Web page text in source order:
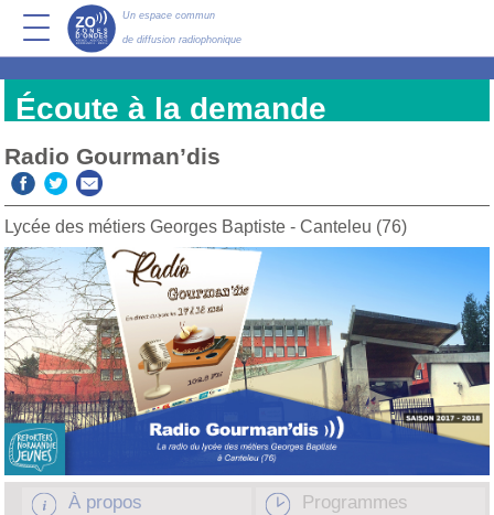
Un espace commun
de diffusion radiophonique
Écoute à la demande
Radio Gourman’dis
Lycée des métiers Georges Baptiste - Canteleu (76)
À propos
Programmes